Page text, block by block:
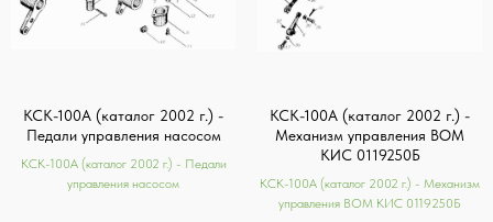
КСК-100А (каталог 2002 г.) -
Педали управления насосом
КСК-100А (каталог 2002 г.) - Педали
управления насосом
КСК-100А (каталог 2002 г.) -
Механизм управления ВОМ
КИС 0119250Б
КСК-100А (каталог 2002 г.) - Механизм
управления ВОМ КИС 0119250Б